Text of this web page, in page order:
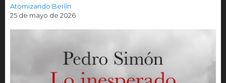
Atomizando Berlín
25 de mayo de 2026